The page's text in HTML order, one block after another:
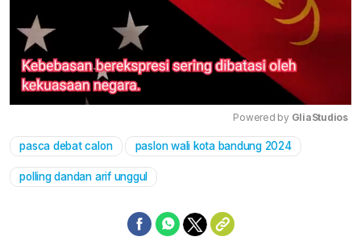
Mute
Powered by GliaStudios
pasca debat calon paslon wali kota bandung 2024
polling dandan arif unggul